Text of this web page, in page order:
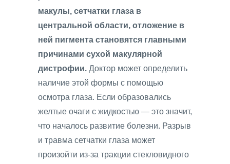
макулы, сетчатки глаза в
центральной области, отложение в
ней пигмента становятся главными
причинами сухой макулярной
дистрофии. Доктор может определить
наличие этой формы с помощью
осмотра глаза. Если образовались
желтые очаги с жидкостью — это значит,
что началось развитие болезни. Разрыв
и травма сетчатки глаза может
произойти из-за тракции стекловидного